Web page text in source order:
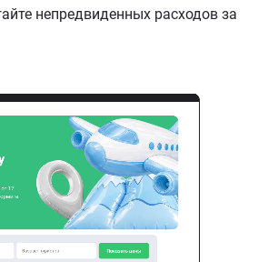
непредвиденных расходов за